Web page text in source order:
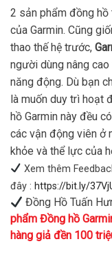
2 sản phẩm đồng hồ
của Garmin. Cũng
thao thế hệ trước,
người dùng nâng
năng động. Dù bạn
là muốn duy trì hoạt
hồ Garmin này đều
các vận động viên
khỏe và thể lực của
Xem thêm
đây : https://bit.ly/
Đồng Hồ Tuấn
phẩm Đồng hồ
hàng giả đền 100